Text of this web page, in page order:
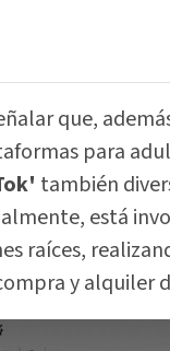
que,
para
también
está
raíces,
y alquiler